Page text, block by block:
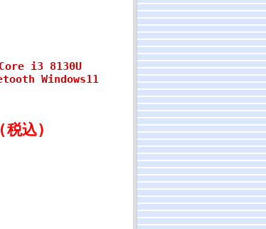
i3 8130U
Windows11
(税込)